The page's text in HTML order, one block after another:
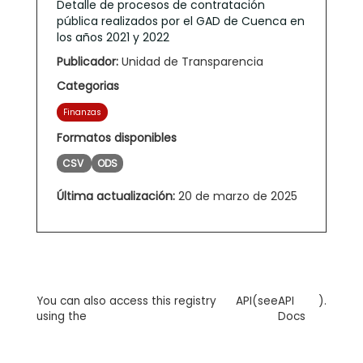
Detalle de procesos de contratación
pública realizados por el GAD de Cuenca en
los años 2021 y 2022
Publicador: Unidad de Transparencia
Categorias
Finanzas
Formatos disponibles
CSV ODS
Última actualización: 20 de marzo de 2025
You can also access this registry
using the
API(seeAPI
Docs
).